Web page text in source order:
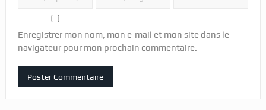
Enregistrer mon nom, mon e-mail et mon site dans le
navigateur pour mon prochain commentaire.